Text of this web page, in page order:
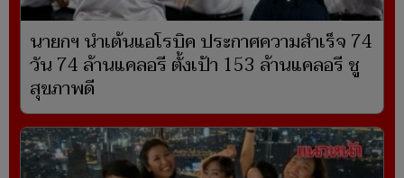
นายกฯ นำเต้นแอโรบิค ประกาศความสำเร็จ 74
วัน 74 ล้านแคลอรี ตั้งเป้า 153 ล้านแคลอรี ชู
สุขภาพดี